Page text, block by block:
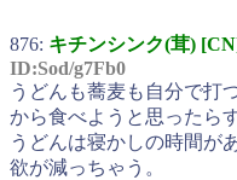
876: キチンシンク(茸)
ID:Sod/g7Fb0
うどんも蕎麦も自分で打
から食べようと思ったら
うどんは寝かしの時間が
欲が減っちゃう。